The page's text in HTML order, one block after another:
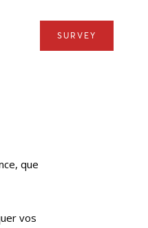
SURVEY
que
vos